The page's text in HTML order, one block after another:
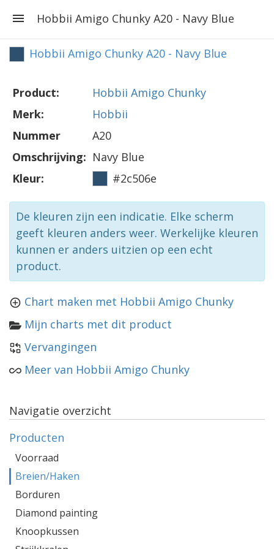
Hobbii Amigo Chunky A20 - Navy Blue
Hobbii Amigo Chunky A20 - Navy Blue
Product:
Hobbii Amigo Chunky
Merk:
Hobbii
Nummer
A20
Omschrijving: Navy Blue
Kleur:
#2c506e
De kleuren zijn een indicatie. Elke scherm
geeft kleuren anders weer. Werkelijke kleuren
kunnen er anders uitzien op een echt
product.
Chart maken met Hobbii Amigo Chunky
Mijn charts met dit product
Vervangingen
Meer van Hobbii Amigo Chunky
Navigatie overzicht
Producten
Voorraad
Breien/Haken
Borduren
Diamond painting
Knoopkussen